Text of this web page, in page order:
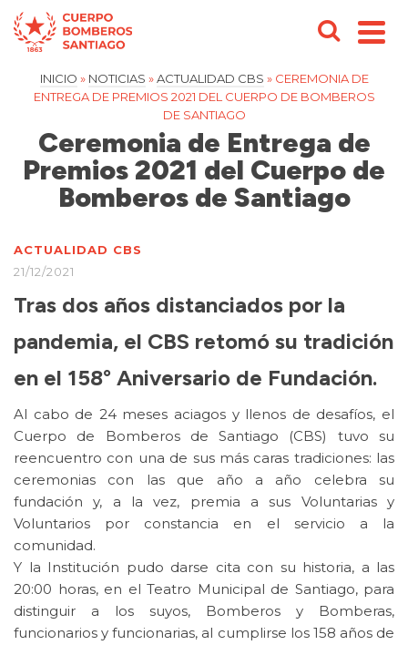
INICIO » NOTICIAS » ACTUALIDAD CBS » CEREMONIA DE
ENTREGA DE PREMIOS 2021 DEL CUERPO DE BOMBEROS
DE SANTIAGO
Ceremonia de Entrega de
Premios 2021 del Cuerpo de
Bomberos de Santiago
ACTUALIDAD CBS
21/12/2021
Tras dos años distanciados por la
pandemia, el CBS retomó su tradición
en el 158° Aniversario de Fundación.
Al cabo de 24 meses aciagos y llenos de desafíos, el
Cuerpo de Bomberos de Santiago (CBS) tuvo su
reencuentro con una de sus más caras tradiciones: las
ceremonias con las que año a año celebra su
fundación y, a la vez, premia a sus Voluntarias y
Voluntarios por constancia en el servicio a la
comunidad.
Y la Institución pudo darse cita con su historia, a las
20:00 horas, en el Teatro Municipal de Santiago, para
distinguir a los suyos, Bomberos y Bomberas,
funcionarios y funcionarias, al cumplirse los 158 años de